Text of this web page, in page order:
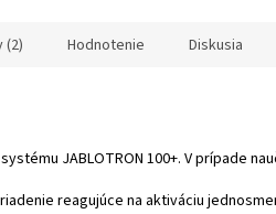
(2) Hodnotenie Diskusia
JABLOTRON 100+. V prípade
reagujúce na aktiváciu